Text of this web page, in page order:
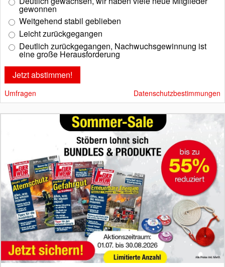
gewonnen
Weitgehend stabil geblieben
Leicht zurückgegangen
Deutlich zurückgegangen, Nachwuchsgewinnung ist
eine große Herausforderung
Umfragen Datenschutzbestimmungen